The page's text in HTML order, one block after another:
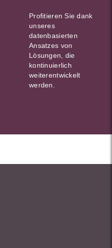
Profitieren Sie dank
unseres
datenbasierten
Ansatzes von
Lösungen, die
kontinuierlich
weiterentwickelt
werden.